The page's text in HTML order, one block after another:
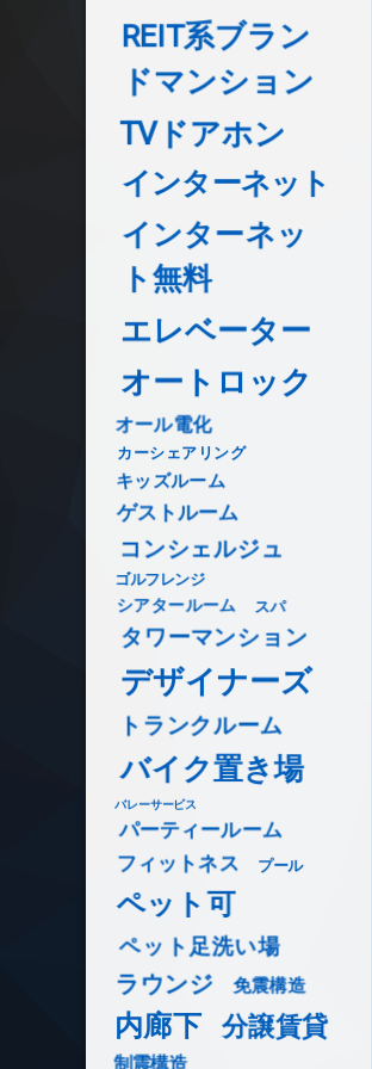
REIT系ブラン
ドマンション
TVドアホン
インターネット
インターネッ
ト無料
エレベーター
オートロック
オール電化
カーシェアリング
キッズルーム
ゲストルーム
コンシェルジュ
ゴルフレンジ
シアタールーム スパ
タワーマンション
デザイナーズ
トランクルーム
バイク置き場
バレーサービス
パーティールーム
フィットネス プール
ペット可
ペット足洗い場
ラウンジ 免震構造
内廊下 分譲賃貸
制震構造